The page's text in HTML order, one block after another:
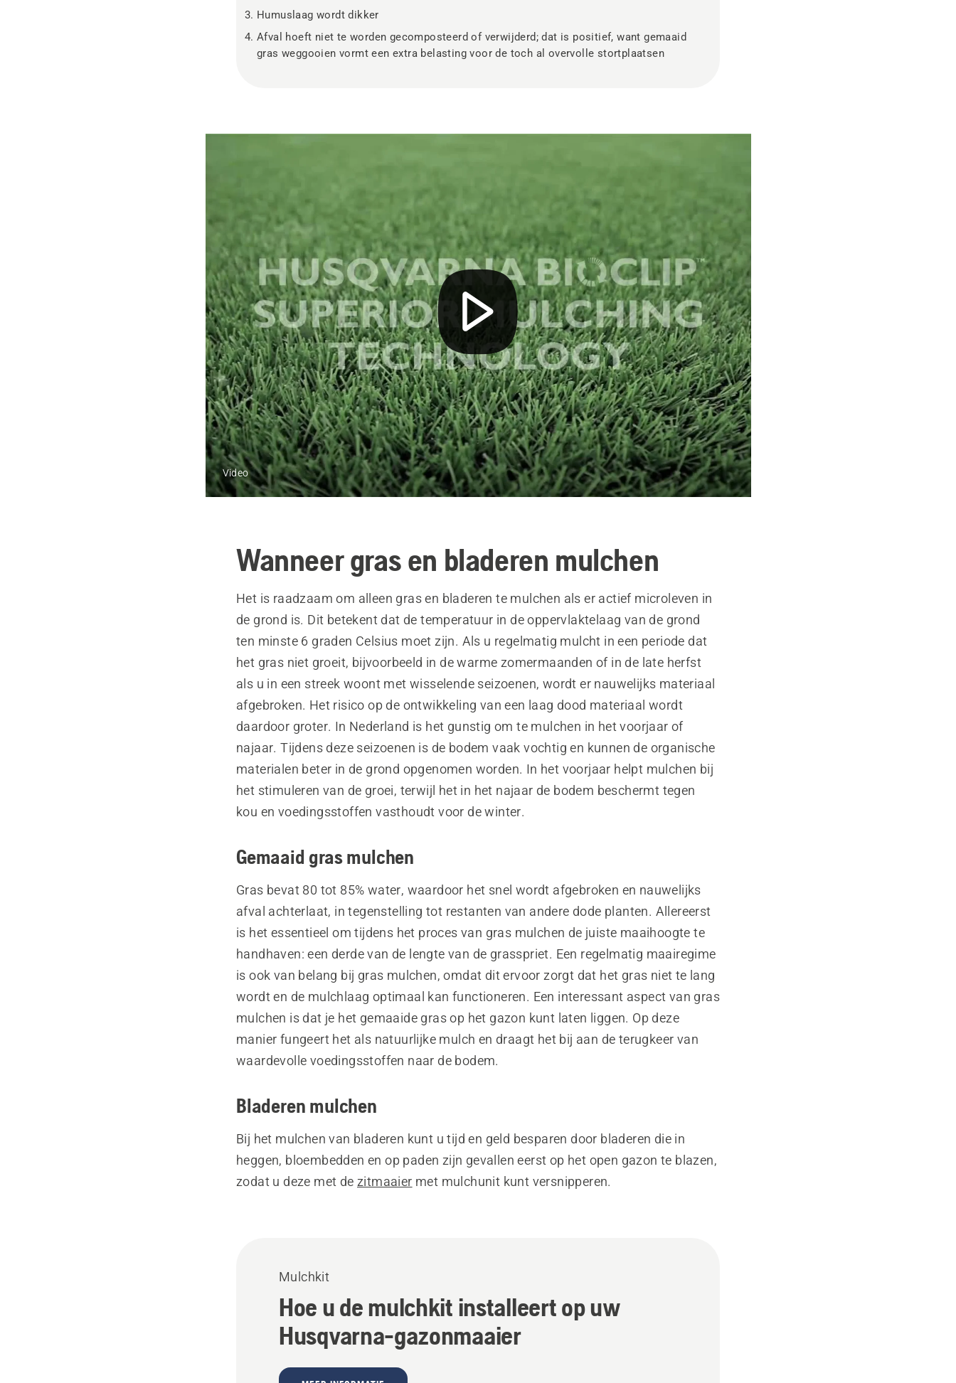
Humuslaag wordt dikker
Afval hoeft niet te worden gecomposteerd of verwijderd; dat is positief, want gemaaid
gras weggooien vormt een extra belasting voor de toch al overvolle stortplaatsen
Video
Wanneer gras en bladeren mulchen
Het is raadzaam om alleen gras en bladeren te mulchen als er actief microleven in
de grond is. Dit betekent dat de temperatuur in de oppervlaktelaag van de grond
ten minste 6 graden Celsius moet zijn. Als u regelmatig mulcht in een periode dat
het gras niet groeit, bijvoorbeeld in de warme zomermaanden of in de late herfst
als u in een streek woont met wisselende seizoenen, wordt er nauwelijks materiaal
afgebroken. Het risico op de ontwikkeling van een laag dood materiaal wordt
daardoor groter. In Nederland is het gunstig om te mulchen in het voorjaar of
najaar. Tijdens deze seizoenen is de bodem vaak vochtig en kunnen de organische
materialen beter in de grond opgenomen worden. In het voorjaar helpt mulchen bij
het stimuleren van de groei, terwijl het in het najaar de bodem beschermt tegen
kou en voedingsstoffen vasthoudt voor de winter.
Gemaaid gras mulchen
Gras bevat 80 tot 85% water, waardoor het snel wordt afgebroken en nauwelijks
afval achterlaat, in tegenstelling tot restanten van andere dode planten. Allereerst
is het essentieel om tijdens het proces van gras mulchen de juiste maaihoogte te
handhaven: een derde van de lengte van de grasspriet. Een regelmatig maairegime
is ook van belang bij gras mulchen, omdat dit ervoor zorgt dat het gras niet te lang
wordt en de mulchlaag optimaal kan functioneren. Een interessant aspect van gras
mulchen is dat je het gemaaide gras op het gazon kunt laten liggen. Op deze
manier fungeert het als natuurlijke mulch en draagt het bij aan de terugkeer van
waardevolle voedingsstoffen naar de bodem.
Bladeren mulchen
Bij het mulchen van bladeren kunt u tijd en geld besparen door bladeren die in
heggen, bloembedden en op paden zijn gevallen eerst op het open gazon te blazen,
zodat u deze met de zitmaaier met mulchunit kunt versnipperen.
Mulchkit
Hoe u de mulchkit installeert op uw
Husqvarna-gazonmaaier